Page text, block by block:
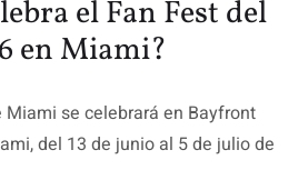
el Fan Fest del
en Miami?
Miami se celebrará en Bayfront
del 13 de junio al 5 de julio de